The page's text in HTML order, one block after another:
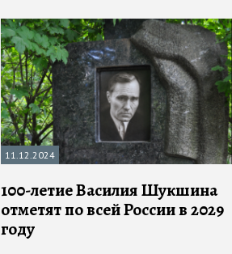
11.12.2024
100-летие Василия Шукшина
отметят по всей России в 2029
году